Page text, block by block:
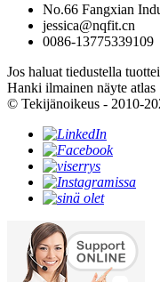
No.66 Fangxian
jessica@nqfit.cn
0086-13775339109
Jos haluat tiedustella
Hanki ilmainen näyte atlas
© Tekijänoikeus - 2010-